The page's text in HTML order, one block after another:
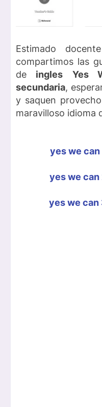
Estimado
compartimos las
de ingles Yes
secundaria,
y saquen
maravilloso idioma
yes we can
yes we can
yes we can